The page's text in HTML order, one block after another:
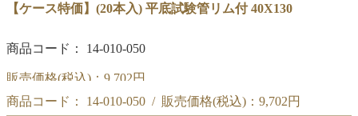
【ケース特価】(20本入) 平底試験管リム付 40X130
商品コード： 14-010-050
販売価格(税込)： 9,702円
【ケース特価】
商品コード： 14-010-050 / 販売価格(税込)： 9,702円